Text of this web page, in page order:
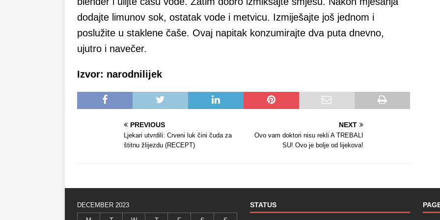
dodajte limunov sok, ostatak vode i metvicu. Izmiješajte još jednom i
poslužite u staklene čaše. Ovaj napitak konzumirajte dva puta dnevno,
ujutro i navečer.
Izvor: narodnilijek
PREVIOUS
Ljekari utvrdili: Crveni luk čini čuda za
štitnu žlijezdu (RECEPT)
NEXT
Ovo vam doktori nisu rekli A TREBALI
SU! Ovo je bolje od lijekova!
DECEMBER 2023 STATUS